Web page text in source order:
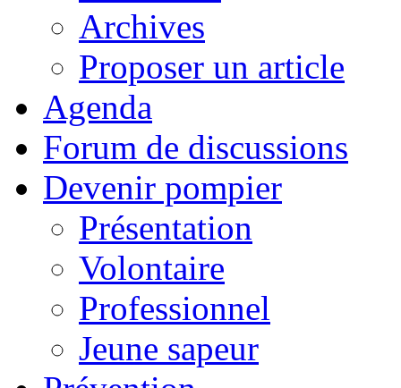
Archives
Proposer un article
Agenda
Forum de discussions
Devenir pompier
Présentation
Volontaire
Professionnel
Jeune sapeur